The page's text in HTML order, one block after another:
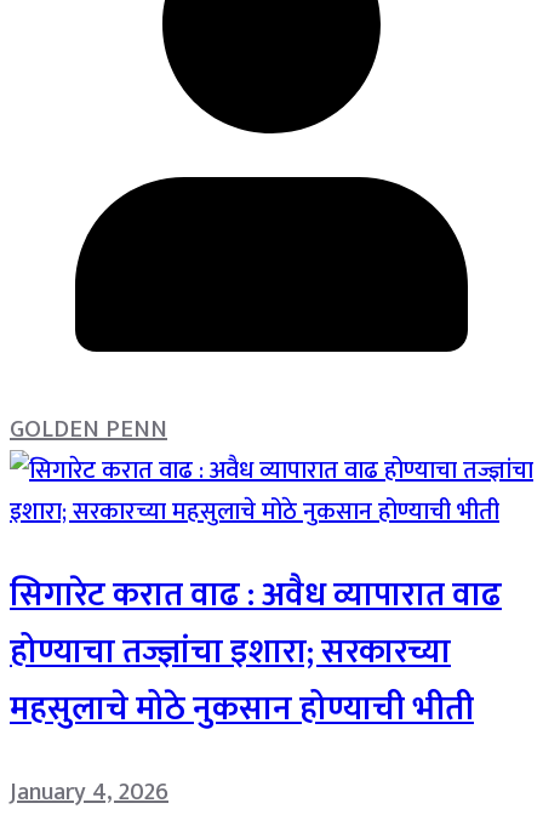
GOLDEN PENN
सिगारेट करात वाढ : अवैध व्यापारात वाढ
होण्याचा तज्ज्ञांचा इशारा; सरकारच्या
महसुलाचे मोठे नुकसान होण्याची भीती
January 4, 2026